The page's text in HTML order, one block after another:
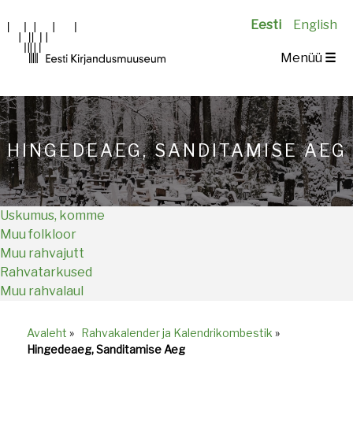
Eesti English
Main
Menüü ☰
HINGEDEAEG, SANDITAMISE AEG
Uskumus, komme
Muu folkloor
Muu rahvajutt
Rahvatarkused
Muu rahvalaul
Breadcrumb
Avaleht » Rahvakalender ja Kalendrikombestik »
Hingedeaeg, Sanditamise Aeg